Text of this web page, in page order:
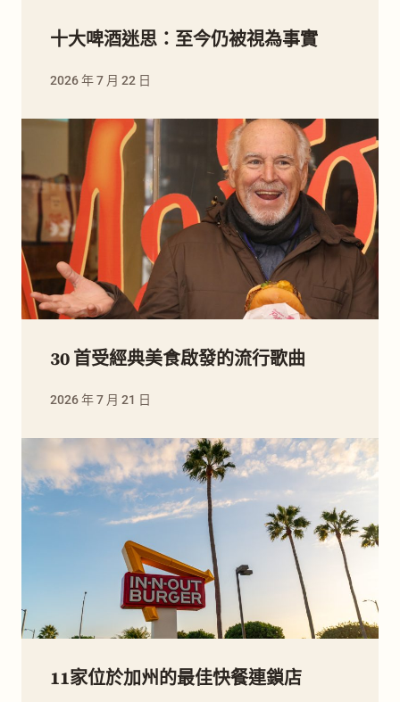
十大啤酒迷思：至今仍被視為事實
2026 年 7 月 22 日
30 首受經典美食啟發的流行歌曲
2026 年 7 月 21 日
11家位於加州的最佳快餐連鎖店